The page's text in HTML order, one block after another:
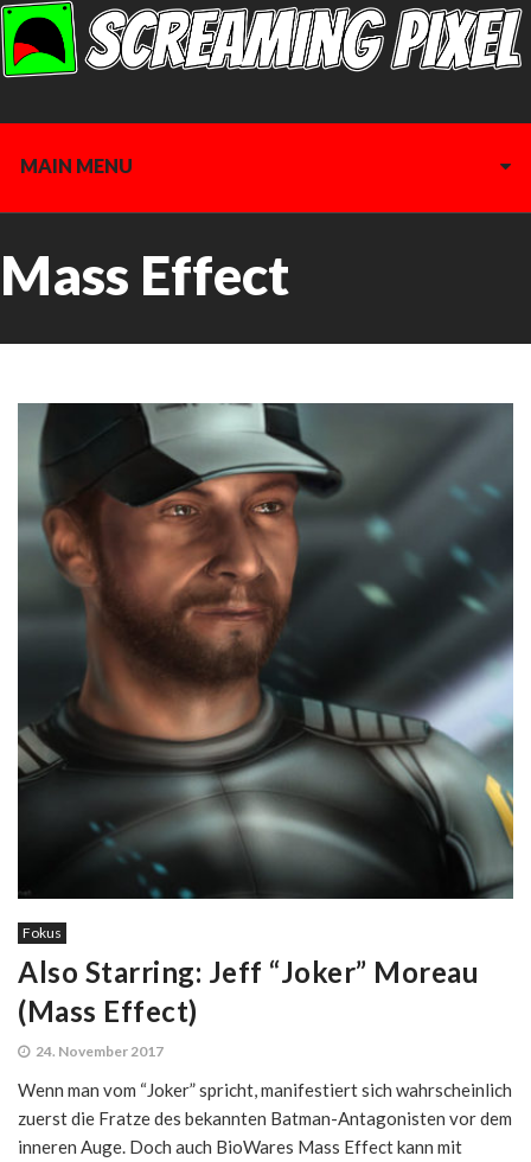
MAIN MENU
Mass Effect
Fokus
Also Starring: Jeff “Joker” Moreau
(Mass Effect)
24. November 2017
Wenn man vom “Joker” spricht, manifestiert sich wahrscheinlich
zuerst die Fratze des bekannten Batman-Antagonisten vor dem
inneren Auge. Doch auch BioWares Mass Effect kann mit